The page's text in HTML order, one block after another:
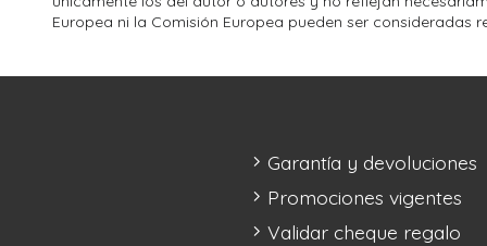
Europea ni la Comisión Europea pueden ser consideradas
Garantía y devoluciones
Promociones vigentes
Validar cheque regalo